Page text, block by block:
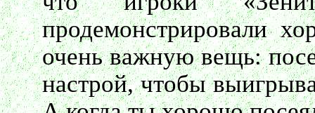
продемонстрировали
очень важную вещь:
настрой, чтобы